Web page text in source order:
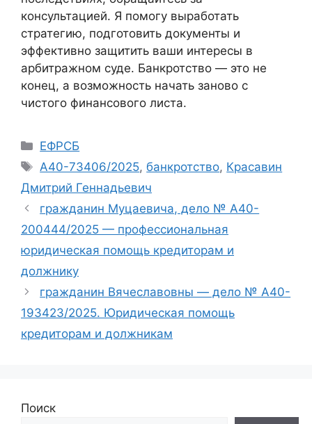
консультацией. Я помогу выработать
стратегию, подготовить документы и
эффективно защитить ваши интересы в
арбитражном суде. Банкротство — это не
конец, а возможность начать заново с
чистого финансового листа.
Рубрики
ЕФРСБ
Метки
А40-73406/2025,банкротство, Красавин
Дмитрий Геннадьевич
гражданин Муцаевича, дело № А40-
200444/2025 — профессиональная
юридическая помощь кредиторам и
должнику
гражданин Вячеславовны — дело № А40-
193423/2025. Юридическая помощь
кредиторам и должникам
Поиск